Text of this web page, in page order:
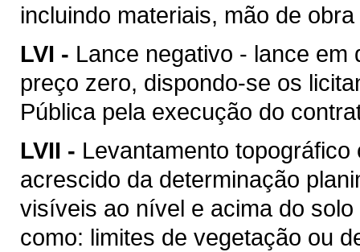
incluindo materiais, mão de
LVI - Lance negativo - lance em
preço zero, dispondo-se os
Pública pela execução do
LVII - Levantamento
acrescido da determinação
visíveis ao nível e acima do
como: limites de vegetação ou